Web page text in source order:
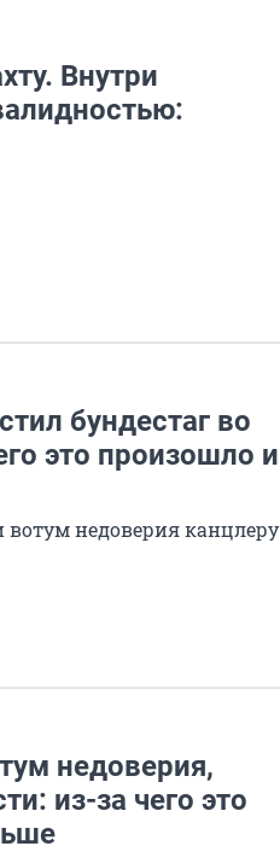
Внутри
бундестаг во
это произошло и
недоверия канцлеру
недоверия,
из-за чего это